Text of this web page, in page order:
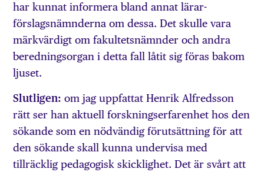
har kunnat informera bland annat lärar-
förslagsnämnderna om dessa. Det skulle vara
märkvärdigt om fakultetsnämnder och andra
beredningsorgan i detta fall låtit sig föras bakom
ljuset.
Slutligen: om jag uppfattat Henrik Alfredsson
rätt ser han aktuell forskningserfarenhet hos den
sökande som en nödvändig förutsättning för att
den sökande skall kunna undervisa med
tillräcklig pedagogisk skicklighet. Det är svårt att